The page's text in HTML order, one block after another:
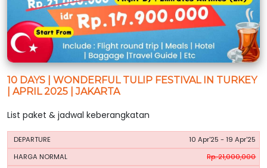
10 DAYS | WONDERFUL TULIP FESTIVAL IN TURKEY
| APRIL 2025 | JAKARTA
List paket & jadwal keberangkatan
PERIODE
HARGA
10 Apr'25 - 19 Apr'25
Rp. 21,000,000